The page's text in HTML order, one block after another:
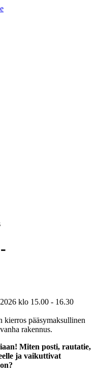
klo 15.00 - 16.30
kierros pääsymaksullinen
Miten posti, rautatie,
ja vaikuttivat